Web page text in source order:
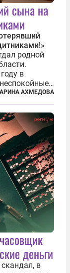
сына на
родной
в
и со
В 2023 году
АХМЕДОВА
деньги
в